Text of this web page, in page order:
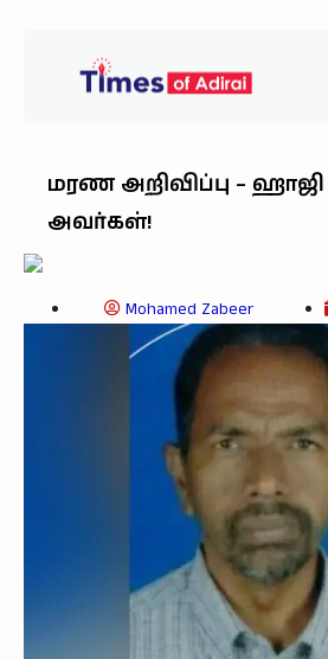
மரண அறிவிப்பு –
அவர்கள்!
Mohamed Zabeer